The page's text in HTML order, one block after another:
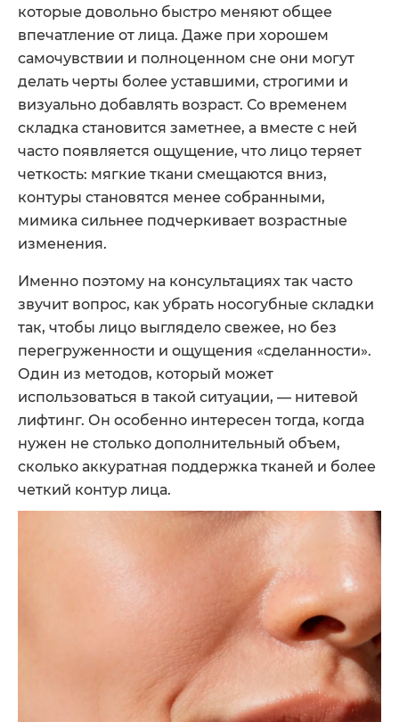
которые довольно быстро меняют общее
впечатление от лица. Даже при хорошем
самочувствии и полноценном сне они могут
делать черты более уставшими, строгими и
визуально добавлять возраст. Со временем
складка становится заметнее, а вместе с ней
часто появляется ощущение, что лицо теряет
четкость: мягкие ткани смещаются вниз,
контуры становятся менее собранными,
мимика сильнее подчеркивает возрастные
изменения.
Именно поэтому на консультациях так часто
звучит вопрос, как убрать носогубные складки
так, чтобы лицо выглядело свежее, но без
перегруженности и ощущения «сделанности».
Один из методов, который может
использоваться в такой ситуации, — нитевой
лифтинг. Он особенно интересен тогда, когда
нужен не столько дополнительный объем,
сколько аккуратная поддержка тканей и более
четкий контур лица.